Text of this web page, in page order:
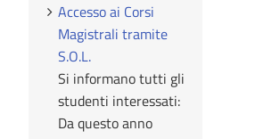
Accesso ai Corsi
Magistrali tramite
S.O.L.
Si informano tutti gli
studenti interessati:
Da questo anno